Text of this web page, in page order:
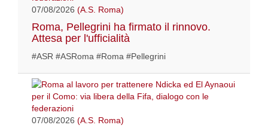
07/08/2026 (A.S. Roma)
Roma, Pellegrini ha firmato il rinnovo.
Attesa per l'ufficialità
#ASR #ASRoma #Roma #Pellegrini
07/08/2026 (A.S. Roma)